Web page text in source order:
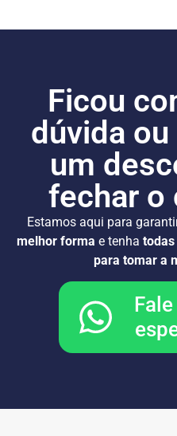
Ficou
dúvida
um
fechar o
Estamos aqui para
melhor forma e tenha
para tomar a